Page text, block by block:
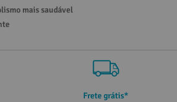
mais saudável
Frete grátis*